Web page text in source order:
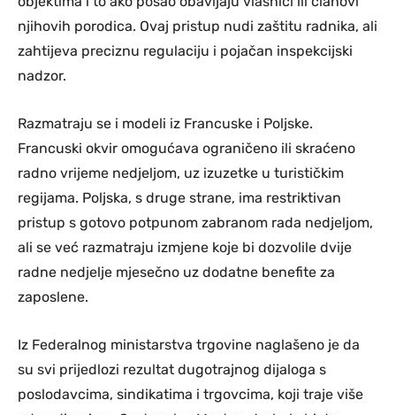
njihovih porodica. Ovaj pristup nudi zaštitu radnika, ali
zahtijeva preciznu regulaciju i pojačan inspekcijski
nadzor.
Razmatraju se i modeli iz Francuske i Poljske.
Francuski okvir omogućava ograničeno ili skraćeno
radno vrijeme nedjeljom, uz izuzetke u turističkim
regijama. Poljska, s druge strane, ima restriktivan
pristup s gotovo potpunom zabranom rada nedjeljom,
ali se već razmatraju izmjene koje bi dozvolile dvije
radne nedjelje mjesečno uz dodatne benefite za
zaposlene.
Iz Federalnog ministarstva trgovine naglašeno je da
su svi prijedlozi rezultat dugotrajnog dijaloga s
poslodavcima, sindikatima i trgovcima, koji traje više